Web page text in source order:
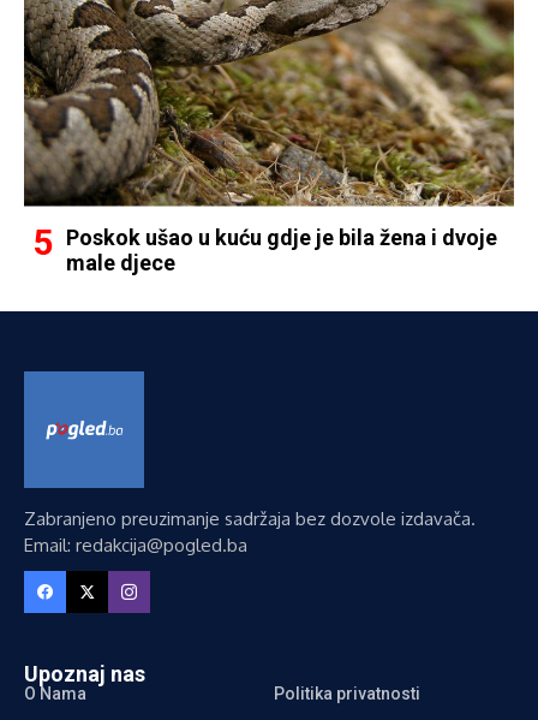
Poskok ušao u kuću gdje je bila žena i dvoje
male djece
Zabranjeno preuzimanje sadržaja bez dozvole izdavača.
Email: redakcija@pogled.ba
Upoznaj nas
O Nama
Politika privatnosti